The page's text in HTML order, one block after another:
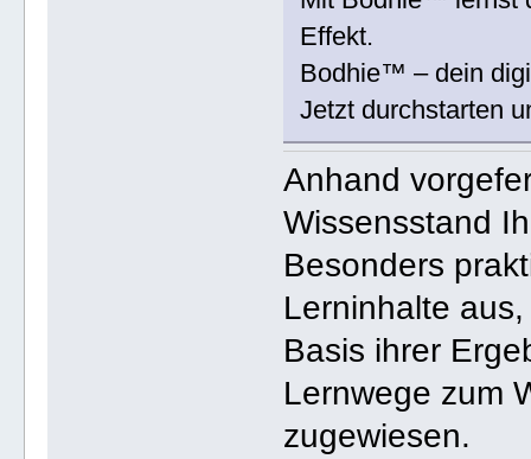
Effekt.
Bodhie™ – dein
Jetzt durchstarten
Anhand
Wissensstand
Besonders
Lerninhalte
Basis ihrer
Lernwege zum
zugewiesen.